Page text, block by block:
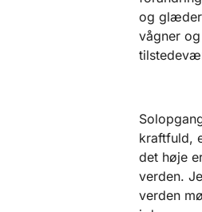
og glæder
vågner
kraftfuld,
det høje
verden.
verden